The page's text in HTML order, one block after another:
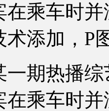
在乘车时
术添加，P
热播综
在乘车时